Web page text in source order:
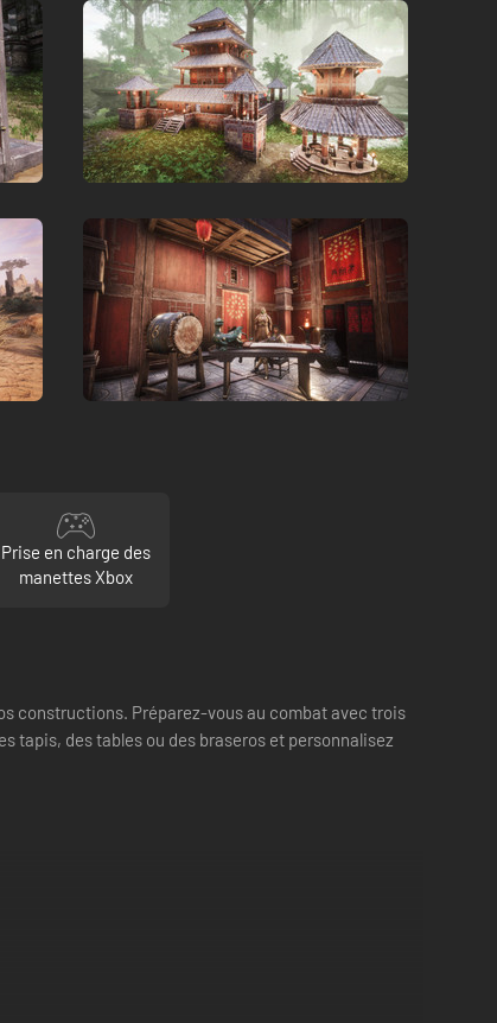
Prise en charge des
manettes Xbox
constructions. Préparez-vous au combat avec trois
tapis, des tables ou des braseros et personnalisez